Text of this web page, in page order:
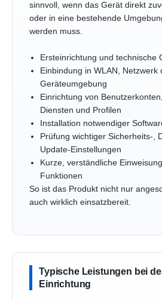
sinnvoll, wenn das Gerät direkt
oder in eine bestehende
werden muss.
Ersteinrichtung und technische
Einbindung in WLAN, Netzwerk
Geräteumgebung
Einrichtung von
Diensten und Profilen
Installation notwendiger
Prüfung wichtiger Sicherheits-,
Update-Einstellungen
Kurze, verständliche
Funktionen
So ist das Produkt nicht nur
auch wirklich einsatzbereit.
Typische Leistungen bei
Einrichtung